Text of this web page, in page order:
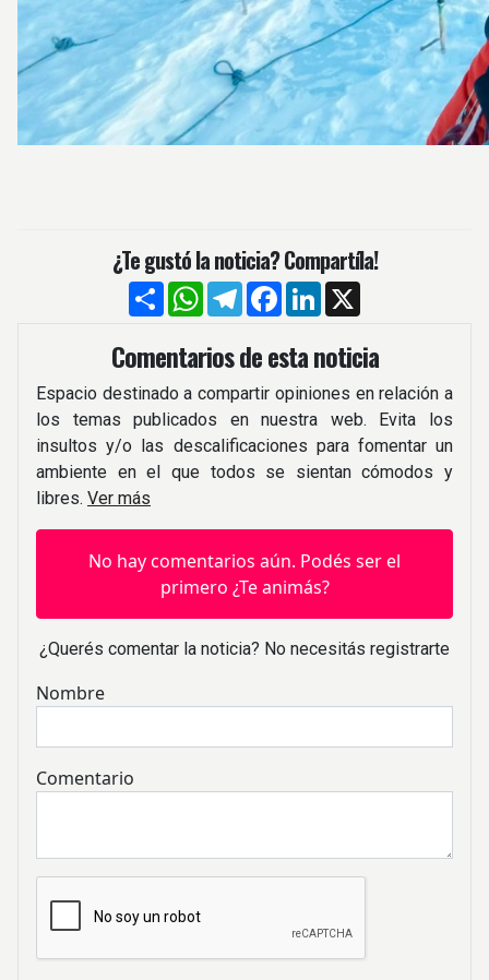
¿Te gustó la noticia? Compartíla!
CompartirWhatsApp
TelegramFacebook
LinkedIn
Comentarios de esta noticia
Espacio destinado a compartir opiniones en relación a
los temas publicados en nuestra web. Evita los
insultos y/o las descalificaciones para fomentar un
ambiente en el que todos se sientan cómodos y
libres. Ver más
No hay comentarios aún. Podés ser el
primero ¿Te animás?
¿Querés comentar la noticia? No necesitás registrarte
Nombre
Comentario